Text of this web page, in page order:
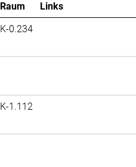
Raum
Links
K-0.234
K-1.112